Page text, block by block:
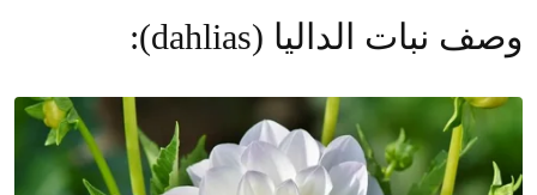
وصف نبات الداليا (dahlias):